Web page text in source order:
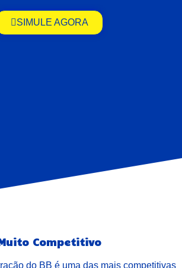
SIMULE AGORA
Competitivo
do BB é uma das mais competitivas